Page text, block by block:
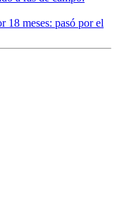
meses: pasó por el